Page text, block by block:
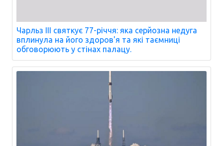
Чарльз III святкує 77-річчя: яка серйозна недуга
вплинула на його здоров'я та які таємниці
обговорюють у стінах палацу.